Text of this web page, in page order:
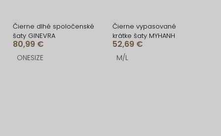
Čierne dlhé spoločenské
šaty GINEVRA
80,99 €
ONESIZE
Čierne vypasované
krátke šaty MYHANH
52,69 €
M/L